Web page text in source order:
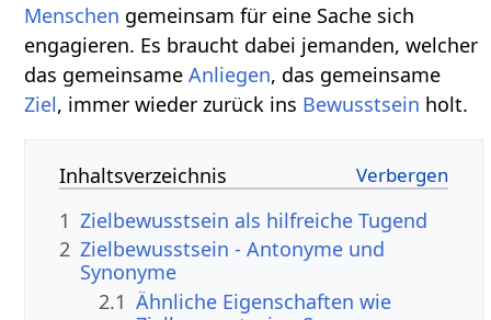
Menschen gemeinsam für eine Sache sich
engagieren. Es braucht dabei jemanden, welcher
das gemeinsameAnliegen, das gemeinsame
Ziel, immer wieder zurück ins Bewusstsein holt.
Inhaltsverzeichnis
1 Zielbewusstsein als hilfreiche Tugend
2 Zielbewusstsein - Antonyme und
Synonyme
2.1 Ähnliche Eigenschaften wie